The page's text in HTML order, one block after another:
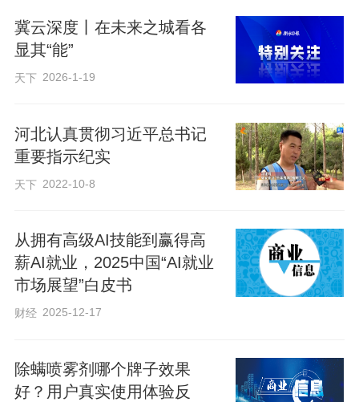
这样富有“未来感”的课堂场景，正是雄安新
区智慧教学快速发展的一个生动缩影。
作为全国首批智慧教育示范区创建区域，
雄安新区以改革创新为动力，让智慧教育
赋能学生全面发展，逐步构建起现代化教
雄安的智慧课堂不仅仅局限于文化课，校
园体育课堂同样科技感十足。在雄安史家
尧天和邢婉玥正站在智能监测设备前进行
一分钟开合跳测试。随着两人动作起落，
冀云深度丨在未来之城看各
显其“能”
天下 2026-1-19
河北认真贯彻习近平总书记
重要指示纪实
天下 2022-10-8
从拥有高级AI技能到赢得高
薪AI就业，2025中国“AI就业
市场展望”白皮书
财经 2025-12-17
除螨喷雾剂哪个牌子效果
好？用户真实使用体验反